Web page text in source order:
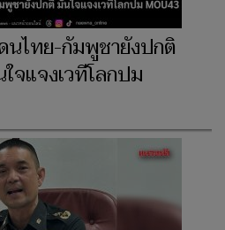
นไทย-กัมพูชายังปกติ
จแจงเวทีโลกปม